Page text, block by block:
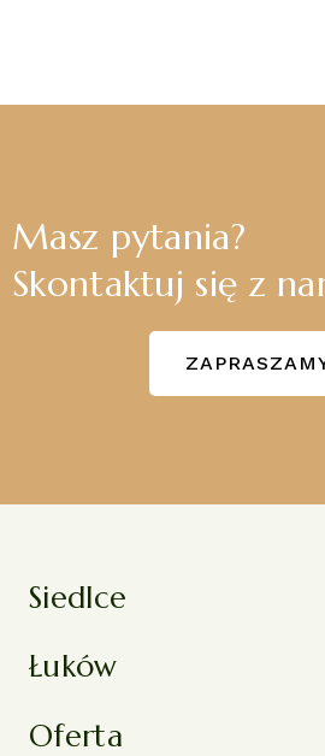
Masz pytania?
Skontaktuj się z
Siedlce
Łuków
Oferta